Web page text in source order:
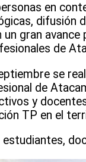
en
difusión
un gran
de
se
de
y
TP en el
estudiantes,